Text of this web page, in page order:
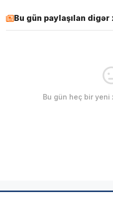
Bu gün paylaşılan
Bu gün heç bir yeni